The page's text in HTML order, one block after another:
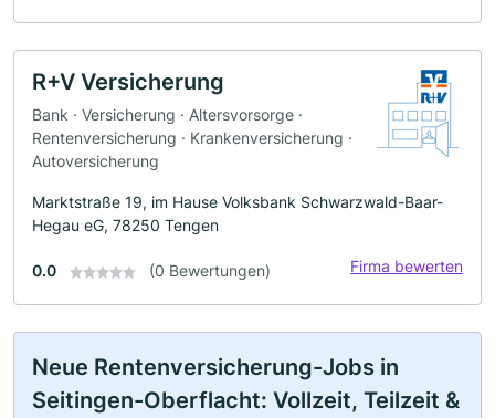
R+V Versicherung
Bank · Versicherung · Altersvorsorge ·
Rentenversicherung · Krankenversicherung ·
Autoversicherung
Marktstraße 19, im Hause Volksbank Schwarzwald-Baar-
Hegau eG, 78250 Tengen
0.0 (0 Bewertungen) Firma bewerten
Neue Rentenversicherung-Jobs in
Seitingen-Oberflacht: Vollzeit, Teilzeit &